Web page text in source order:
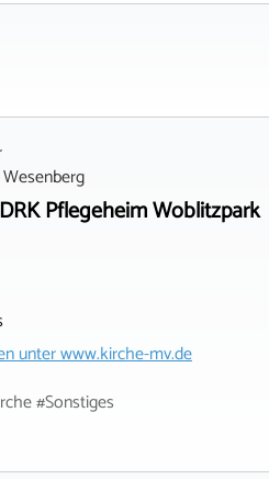
Wesenberg
Pflegeheim Woblitzpark
unterwww.kirche-mv.de
#Sonstiges